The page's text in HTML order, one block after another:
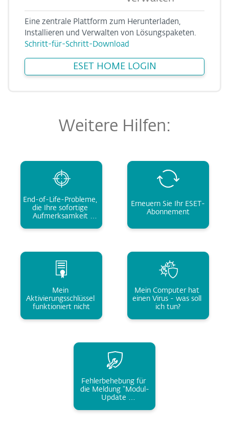
Eine zentrale Plattform zum Herunterladen,
Installieren und Verwalten von Lösungspaketen.
Schritt-für-Schritt-Download
ESET HOME LOGIN
Weitere Hilfen:
End-of-Life-Probleme,
die Ihre sofortige
Aufmerksamkeit
Erneuern Sie Ihr ESET-
Abonnement
Mein
Aktivierungsschlüssel
funktioniert nicht
Mein Computer hat
einen Virus - was soll
ich tun?
Fehlerbehebung für
die Meldung "Modul-
Update